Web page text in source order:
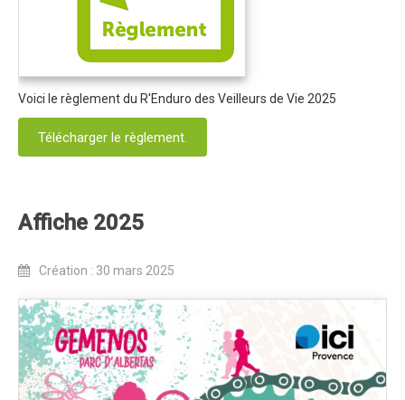
Dans les Médias
Tombola
Programme de la journée
Règlement
Edition 2017
Résultats
Tombola
Programme de la journée
Voici le règlement du R'Enduro des Veilleurs de Vie 2025
Télécharger le règlement.
Affiche 2025
Création : 30 mars 2025